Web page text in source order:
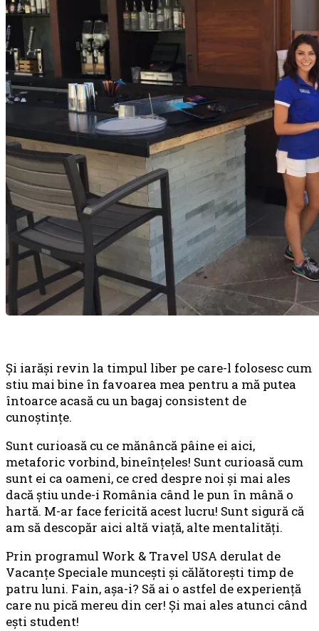
Şi iarăşi revin la timpul liber pe care-l folosesc cum
stiu mai bine în favoarea mea pentru a mă putea
întoarce acasă cu un bagaj consistent de
cunoştinţe.
Sunt curioasă cu ce mănâncă pâine ei aici,
metaforic vorbind, bineînţeles! Sunt curioasă cum
sunt ei ca oameni, ce cred despre noi şi mai ales
dacă ştiu unde-i România când le pun în mână o
hartă. M-ar face fericită acest lucru! Sunt sigură că
am să descopăr aici altă viaţă, alte mentalităţi.
Prin programul Work & Travel USA derulat de
Vacanțe Speciale munceşti şi călătoreşti timp de
patru luni. Fain, aşa-i? Să ai o astfel de experienţă
care nu pică mereu din cer! Şi mai ales atunci când
eşti student!